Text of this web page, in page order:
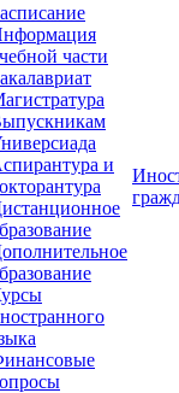
части
и